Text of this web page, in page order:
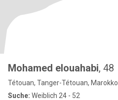
Mohamed elouahabi, 48
Tétouan, Tanger-Tétouan, Marokko
Suche: Weiblich 24 - 52